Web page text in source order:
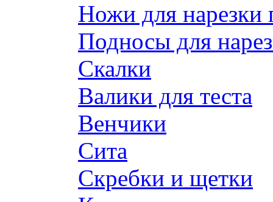
Ножи для нарезки
Подносы для
Скалки
Валики для теста
Венчики
Сита
Скребки и щетки